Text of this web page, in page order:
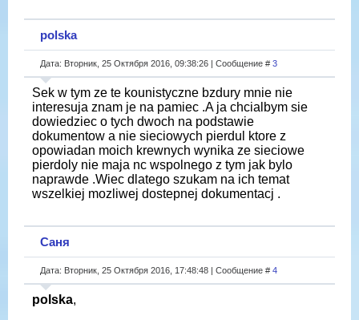
polska
Дата: Вторник, 25 Октября 2016, 09:38:26 | Сообщение # 3
Sek w tym ze te kounistyczne bzdury mnie nie
interesuja znam je na pamiec .A ja chcialbym sie
dowiedziec o tych dwoch na podstawie
dokumentow a nie sieciowych pierdul ktore z
opowiadan moich krewnych wynika ze sieciowe
pierdoly nie maja nc wspolnego z tym jak bylo
naprawde .Wiec dlatego szukam na ich temat
wszelkiej mozliwej dostepnej dokumentacj .
Саня
Дата: Вторник, 25 Октября 2016, 17:48:48 | Сообщение # 4
polska,